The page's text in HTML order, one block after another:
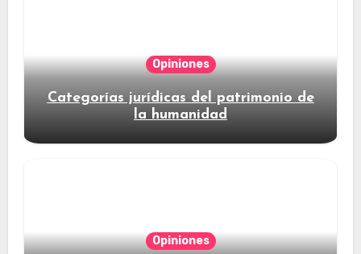
Opiniones
Categorías jurídicas del patrimonio de
la humanidad
Opiniones